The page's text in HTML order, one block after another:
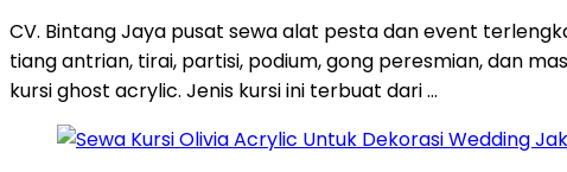
CV. Bintang Jaya pusat sewa alat pesta dan event
tiang antrian, tirai, partisi, podium, gong peresmian, dan
kursi ghost acrylic. Jenis kursi ini terbuat dari …